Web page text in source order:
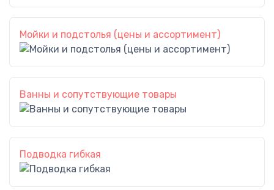
Мойки и подстолья (цены и ассортимент)
Ванны и сопутствующие товары
Подводка гибкая